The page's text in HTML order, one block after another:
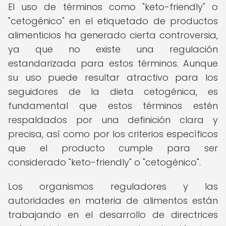
El uso de términos como "keto-friendly" o
"cetogénico" en el etiquetado de productos
alimenticios ha generado cierta controversia,
ya que no existe una regulación
estandarizada para estos términos. Aunque
su uso puede resultar atractivo para los
seguidores de la dieta cetogénica, es
fundamental que estos términos estén
respaldados por una definición clara y
precisa, así como por los criterios específicos
que el producto cumple para ser
considerado "keto-friendly" o "cetogénico".
Los organismos reguladores y las
autoridades en materia de alimentos están
trabajando en el desarrollo de directrices